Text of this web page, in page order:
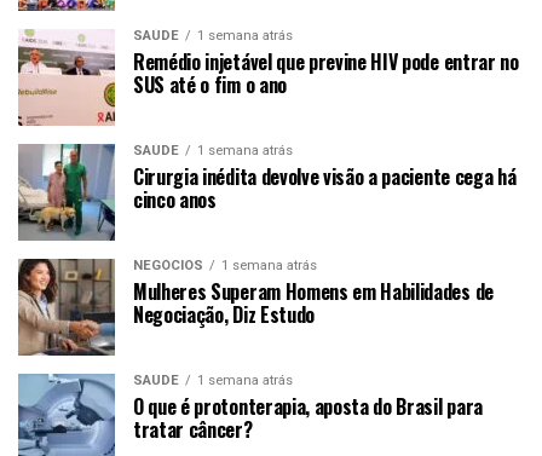
SAÚDE 1 semana atrás
Remédio injetável que previne HIV pode entrar no
SUS até o fim o ano
SAÚDE 1 semana atrás
Cirurgia inédita devolve visão a paciente cega há
cinco anos
NEGÓCIOS 1 semana atrás
Mulheres Superam Homens em Habilidades de
Negociação, Diz Estudo
SAÚDE 1 semana atrás
O que é protonterapia, aposta do Brasil para
tratar câncer?